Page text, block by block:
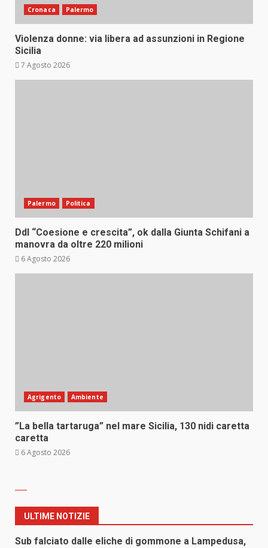
Cronaca Palermo
Violenza donne: via libera ad assunzioni in Regione
Sicilia
7 Agosto 2026
Palermo Politica
Ddl “Coesione e crescita”, ok dalla Giunta Schifani a
manovra da oltre 220 milioni
6 Agosto 2026
Agrigento Ambiente
”La bella tartaruga” nel mare Sicilia, 130 nidi caretta
caretta
6 Agosto 2026
ULTIME NOTIZIE
Sub falciato dalle eliche di gommone a Lampedusa,